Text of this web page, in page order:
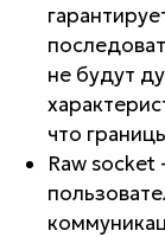
не будут
что
Raw socket